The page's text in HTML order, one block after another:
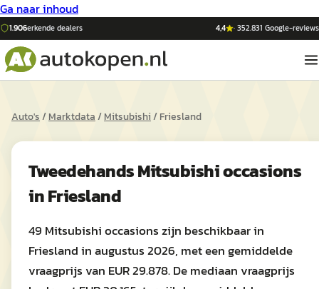
Ga naar inhoud
1.906erkende dealers 4,4 ·352.831 Google-reviews
Auto's/Marktdata/Mitsubishi/Friesland
TweedehandsMitsubishioccasions
inFriesland
49 Mitsubishi occasions zijn beschikbaar in
Friesland in augustus 2026, met een gemiddelde
vraagprijs van EUR 29.878. De mediaan vraagprijs